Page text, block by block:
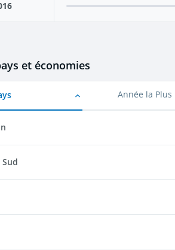
et économies
Année la Plus